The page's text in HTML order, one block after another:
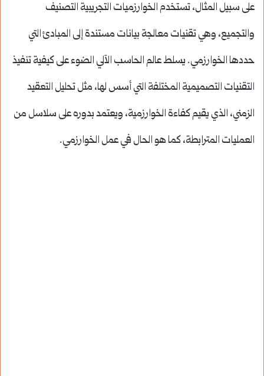
على سبيل المثال، تستخدم الخوارزميات التجريبية التصنيف
والتجميع، وهي تقنيات معالجة بيانات مستندة إلى المبادئ التي
حددها الخوارزمي. يسلط عالم الحاسب الآلي الضوء على كيفية تنفيذ
التقنيات التصميمية المختلفة التي أسس لها، مثل تحليل التعقيد
الزمني، الذي يقيم كفاءة الخوارزمية، ويعتمد بدوره على سلاسل من
العمليات المترابطة، كما هو الحال في عمل الخوارزمي.